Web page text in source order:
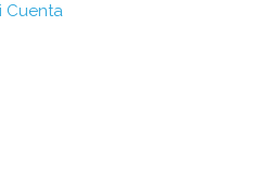
Cuenta